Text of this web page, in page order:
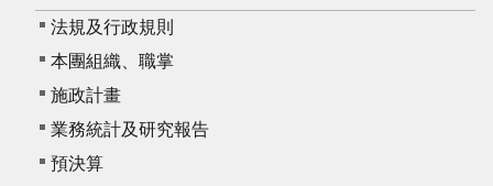
法規及行政規則
本團組織、職掌
施政計畫
業務統計及研究報告
預決算